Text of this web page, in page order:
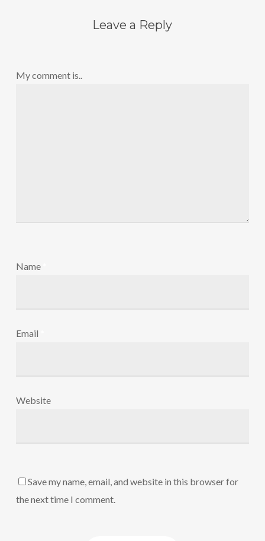
Leave a Reply
My comment is..
Name
Email
Website
Save my name, email, and website in this browser for
the next time I comment.